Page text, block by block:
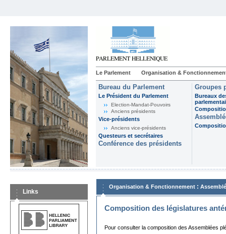
Le Parlement Organisation &
Bureau du Parlement
Le Président du Parlement
Election-Mandat-Pouvoirs
Anciens présidents
Vice-présidents
Anciens vice-présidents
Questeurs et secrétaires
Conférence des présidents
Groupes
Bureaux
Links
Organisation & Fonctionnement :
Composition des législatures
Pour consulter la composition des Assemblées